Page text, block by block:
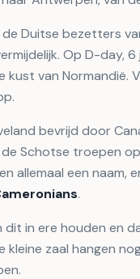
Duitse bezetters
Op D-day,
kust van Normandië.
bevrijd door
Schotse troepen op
allemaal een naam,
.
dit in ere houden en
zaal hangen